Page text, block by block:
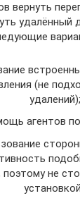
вернуть
удалённый
(не
удалений);
агентов
поэтому не